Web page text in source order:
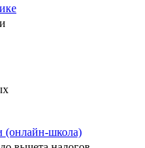
(онлайн-школа)